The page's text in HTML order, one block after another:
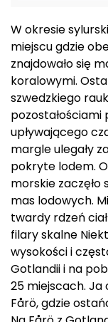
W okresie
miejscu gdzie
znajdowało się
koralowymi.
szwedzkiego
upływającego
margle ulegały
pokryte lodem.
morskie
mas lodowych.
twardy rdzeń
filary skalne
wysokości i
Gotlandii i na
25 miejscach. Ja
Fårö, gdzie